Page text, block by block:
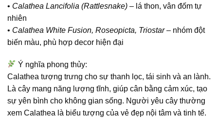
• Calathea Lancifolia (Rattlesnake) – lá thon, vân đốm tự
nhiên
• Calathea White Fusion, Roseopicta, Triostar– nhóm đột
biến màu, phù hợp decor hiện đại
Ý nghĩa phong thủy:
Calathea tượng trưng cho sự thanh lọc, tái sinh và an lành.
Là cây mang năng lượng tĩnh, giúp cân bằng cảm xúc, tạo
sự yên bình cho không gian sống. Người yêu cây thường
xem Calathea là biểu tượng của vẻ đẹp nội tâm và tinh tế.